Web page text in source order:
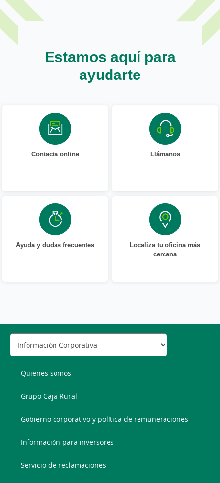
Estamos aquí para
ayudarte
Contacta online Llámanos
Ayuda y dudas frecuentes
Localiza tu oficina más
cercana
Quienes somos
Grupo Caja Rural
Gobierno corporativo y política de remuneraciones
Información para inversores
Servicio de reclamaciones